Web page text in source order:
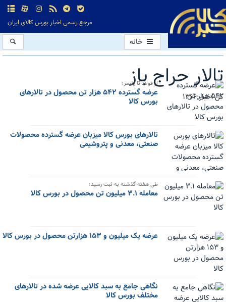
مرجع رسمی اخبار بورس کالای ایران
خانه
تالار حراج باز
کل اخبار:1366
از فولاد تا پلیمر؛
عرضه گسترده ۵۴۲ هزار تن محصول در تالارهای
بورس کالا
تالارهای بورس کالا میزبان عرضه گسترده محصولات
صنعتی، معدنی و پتروشیمی
طی هفته گذشته به ثبت رسید؛
معامله ۳.۱ میلیون تن محصول در بورس کالا
عرضه یک میلیون و ۱۵۳ هزارتن محصول در بورس کالا
نگاهی جامع به سبد کالایی عرضه شده در تالارهای
مختلف بورس کالا